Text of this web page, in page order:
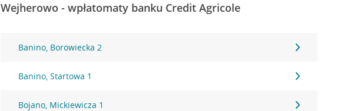
Wejherowo - wpłatomaty banku Credit Agricole
Banino, Borowiecka 2
Banino, Startowa 1
Bojano, Mickiewicza 1